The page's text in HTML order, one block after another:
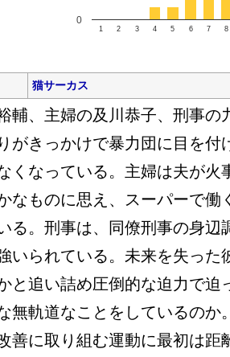
1 2 3 4 5 6 7 8
0
猫サーカス
輔、主婦の及川恭子、刑事の
がきっかけで暴力団に目を付
くなっている。主婦は夫が火
なものに思え、スーパーで働
る。刑事は、同僚刑事の身辺
いられている。未来を失った
と追い詰め圧倒的な迫力で迫
無軌道なことをしているのか
善に取り組む運動に最初は距